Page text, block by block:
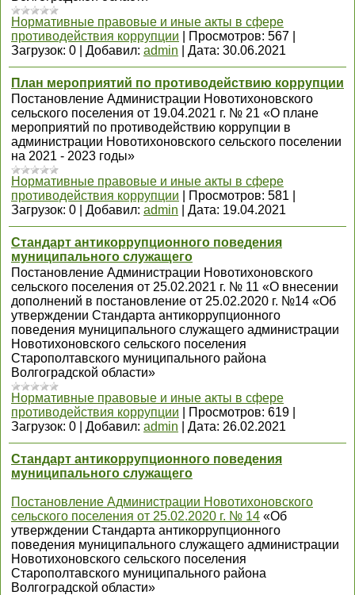
Нормативные правовые и иные акты в сфере
противодействия коррупции
Просмотров: 567
Загрузок: 0 Добавил: admin Дата: 30.06.2021
План мероприятий по противодействию коррупции
Постановление Администрации Новотихоновского
сельского поселения от 19.04.2021 г. № 21 «О плане
мероприятий по противодействию коррупции в
администрации Новотихоновского сельского поселении
на 2021 - 2023 годы»
Нормативные правовые и иные акты в сфере
противодействия коррупции
Просмотров: 581
Загрузок: 0 Добавил: admin Дата: 19.04.2021
Стандарт антикоррупционного поведения
муниципального служащего
Постановление Администрации Новотихоновского
сельского поселения от 25.02.2021 г. № 11 «О внесении
дополнений в постановление от 25.02.2020 г. №14 «Об
утверждении Стандарта антикоррупционного
поведения муниципального служащего администрации
Новотихоновского сельского поселения
Старополтавского муниципального района
Волгоградской области»
Нормативные правовые и иные акты в сфере
противодействия коррупции
Просмотров: 619
Загрузок: 0 Добавил: admin Дата: 26.02.2021
Стандарт антикоррупционного поведения
муниципального служащего
Постановление Администрации Новотихоновского
сельского поселения от 25.02.2020 г. № 14 «Об
утверждении Стандарта антикоррупционного
поведения муниципального служащего администрации
Новотихоновского сельского поселения
Старополтавского муниципального района
Волгоградской области»